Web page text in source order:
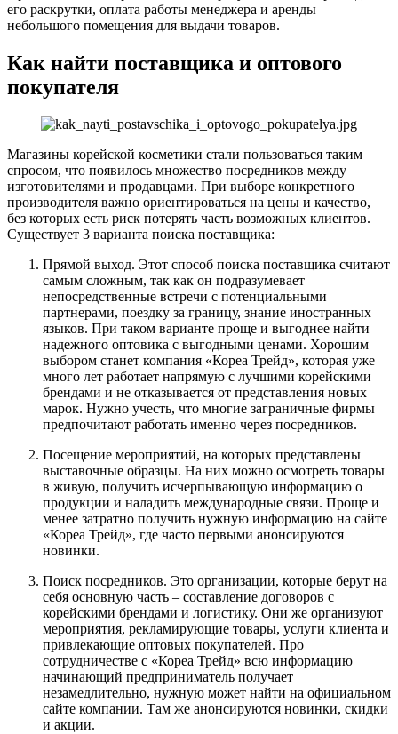
его раскрутки, оплата работы менеджера и аренды
небольшого помещения для выдачи товаров.
Как найти поставщика и оптового
покупателя
Магазины корейской косметики стали пользоваться таким
спросом, что появилось множество посредников между
изготовителями и продавцами. При выборе конкретного
производителя важно ориентироваться на цены и качество,
без которых есть риск потерять часть возможных клиентов.
Существует 3 варианта поиска поставщика:
Прямой выход. Этот способ поиска поставщика считают
самым сложным, так как он подразумевает
непосредственные встречи с потенциальными
партнерами, поездку за границу, знание иностранных
языков. При таком варианте проще и выгоднее найти
надежного оптовика с выгодными ценами. Хорошим
выбором станет компания «Кореа Трейд», которая уже
много лет работает напрямую с лучшими корейскими
брендами и не отказывается от представления новых
марок. Нужно учесть, что многие заграничные фирмы
предпочитают работать именно через посредников.
Посещение мероприятий, на которых представлены
выставочные образцы. На них можно осмотреть товары
в живую, получить исчерпывающую информацию о
продукции и наладить международные связи. Проще и
менее затратно получить нужную информацию на сайте
«Кореа Трейд», где часто первыми анонсируются
новинки.
Поиск посредников. Это организации, которые берут на
себя основную часть – составление договоров с
корейскими брендами и логистику. Они же организуют
мероприятия, рекламирующие товары, услуги клиента и
привлекающие оптовых покупателей. Про
сотрудничестве с «Кореа Трейд» всю информацию
начинающий предприниматель получает
незамедлительно, нужную может найти на официальном
сайте компании. Там же анонсируются новинки, скидки
и акции.